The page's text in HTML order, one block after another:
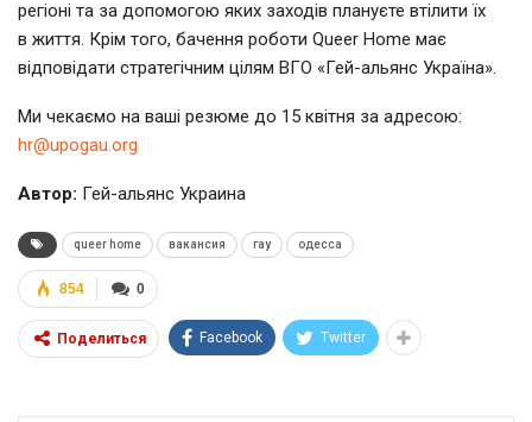
регіоні та за допомогою яких заходів плануєте втілити їх
в життя. Крім того, бачення роботи Queer Home має
відповідати стратегічним цілям ВГО «Гей-альянс Україна».
Ми чекаємо на ваші резюме до 15 квітня за адресою:
hr@upogau.org
Автор: Гей-альянс Украина
queer home вакансия гау одесса
0
854
Поделиться Facebook Twitter